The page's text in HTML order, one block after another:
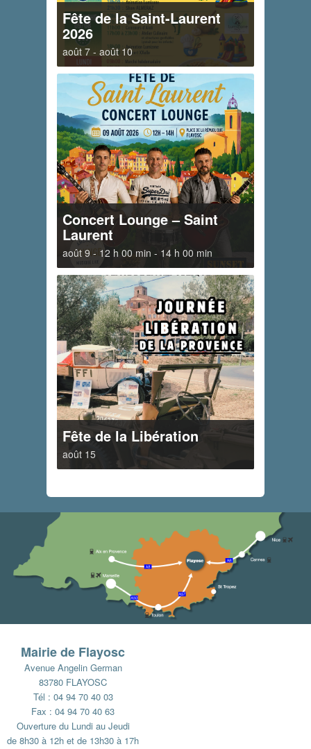
Fête de la Saint-Laurent
2026
août 7 -août 10
Concert Lounge – Saint
Laurent
août 9 - 12 h 00 min - 14 h 00 min
Fête de la Libération
août 15
Mairie de Flayosc
Avenue Angelin German
83780 FLAYOSC
Tél : 04 94 70 40 03
Fax : 04 94 70 40 63
Ouverture du Lundi au Jeudi
de 8h30 à 12h et de 13h30 à 17h